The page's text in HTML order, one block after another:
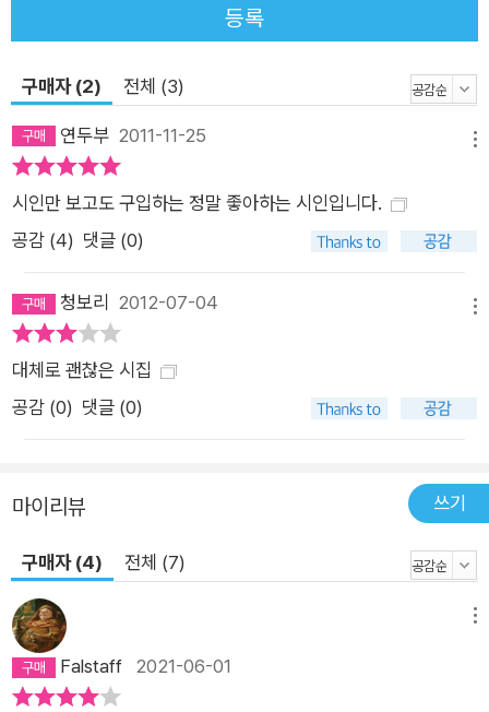
니까//비가 오면 비마중/눈이 오면 눈마중/달이 오면 달마중/별
인의 시선은 이웃뿐 아니라 자연과 더불어 살아가는 삶을 성찰하
며 생명의 근원을 파고든다. 강변을 걷다 발견한 고라니뼈에서
“물 한 모금과 목숨이 아무렇게나 뒤엉킨 시간”(「고라니뼈」)을
보며 자연과 생명의 섭리를 일깨우는 시인은, “씨앗 묻은 일도 모
일에서도 거스를 수 없는 생명의 소중함과 경이로움을 깨닫는다.
라온 호박넝쿨이 솔가지를 덮쳐갔다/일개 호박넝쿨에게 소나무
를 내줄 수는 없는 일/줄기를 걷어내려다 보니 애호박 하나가 곧
익겠다//싶어, 애호박 하나만 따고 걷어내기로 맘먹었다/마침맞
은 애호박 따려다 보니 넝쿨은 또 애호박을 낳고/고놈만 따내고
걷으려니 애호박은 또 애호박을 내놓는다/소나무조차 솔잎 대신
잡아먹고 호박나무가 되었다(「애호」 부분) 시인은 또 인간의 생
다. “우리가 밥 배불리 먹고/배를 문지르는 버릇이 생긴 것”이나,
“고플 때도 입이 아닌/배를(아니, 정확히 배꼽을) 만져보는 것”이
실은 “엄마 뱃속에 있을 때 입이었던 배꼽”(「배꼽 2」)을 기억하
려는 무의식적인 몸짓이라는 것이다. 시인은 지금은 “입에게 입
의 일을 맡기고/입을 꼭 다문 입”에 불과한 배꼽을 만지면서 “엄
등록
구매자 (2) 전체 (3)
연두부 2011-11-25
시인만 보고도 구입하는 정말 좋아하는 시인입니다.
공감 (4) 댓글 (0)
청보리 2012-07-04
대체로 괜찮은 시집
공감 (0) 댓글 (0)
마이리뷰 쓰기
구매자 (4) 전체 (7)
Falstaff 2021-06-01